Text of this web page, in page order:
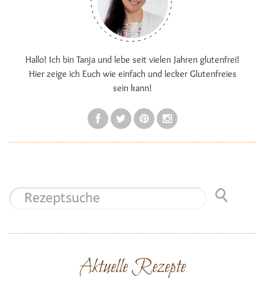
Hallo! Ich bin Tanja und lebe seit vielen Jahren glutenfrei!
Hier zeige ich Euch wie einfach und lecker Glutenfreies
sein kann!
Aktuelle Rezepte